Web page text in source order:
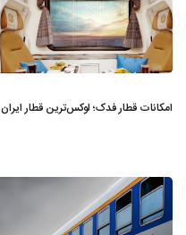
امکانات قطار فدک؛ لوکس‌ترین قطار ایران